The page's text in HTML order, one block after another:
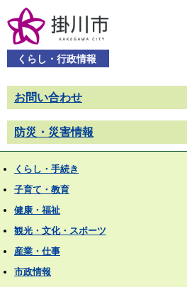
くらし・行政情報
お問い合わせ
防災・災害情報
くらし・手続き
子育て・教育
健康・福祉
観光・文化・スポーツ
産業・仕事
市政情報